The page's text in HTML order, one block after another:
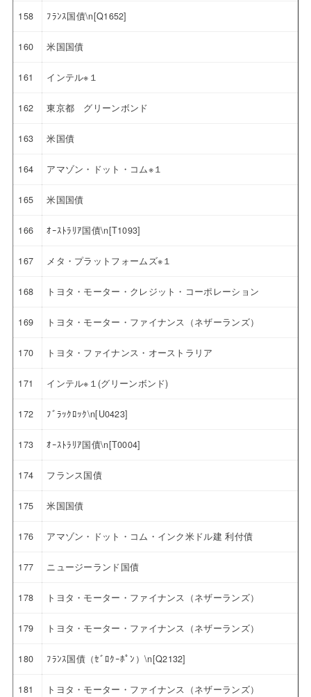
158 ﾌﾗﾝｽ国債\n[Q1652]
160 米国国債
161 インテル※１
162 東京都 グリーンボンド
163 米国債
164 アマゾン・ドット・コム※１
165 米国国債
166 ｵｰｽﾄﾗﾘｱ国債\n[T1093]
167 メタ・プラットフォームズ※１
168 トヨタ・モーター・クレジット・コーポレーション
169 トヨタ・モーター・ファイナンス（ネザーランズ）
170 トヨタ・ファイナンス・オーストラリア
171 インテル※１(グリーンボンド)
172 ﾌﾞﾗｯｸﾛｯｸ\n[U0423]
173 ｵｰｽﾄﾗﾘｱ国債\n[T0004]
174 フランス国債
175 米国国債
176 アマゾン・ドット・コム・インク米ドル建 利付債
177 ニュージーランド国債
178 トヨタ・モーター・ファイナンス（ネザーランズ）
179 トヨタ・モーター・ファイナンス（ネザーランズ）
180 ﾌﾗﾝｽ国債（ｾﾞﾛｸｰﾎﾟﾝ）\n[Q2132]
181 トヨタ・モーター・ファイナンス（ネザーランズ）